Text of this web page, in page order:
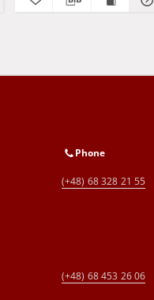
Phone
(+48) 68 328 21 55
(+48) 68 453 26 06